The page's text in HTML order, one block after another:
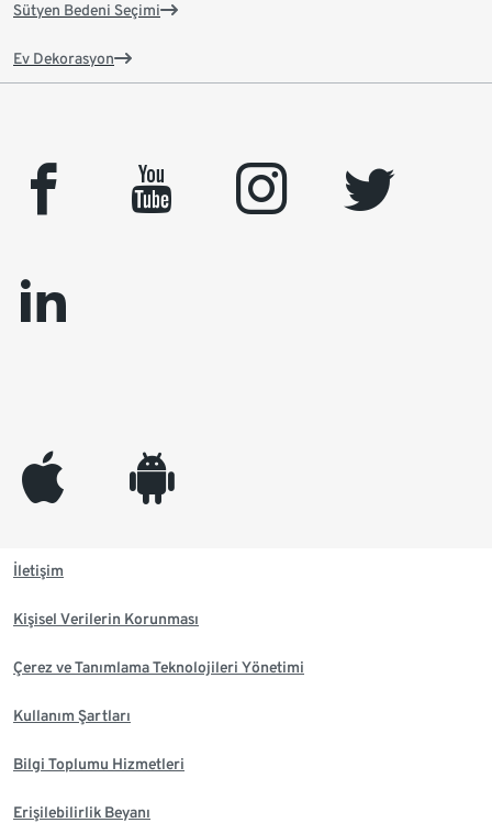
Sütyen Bedeni Seçimi
Ev Dekorasyon
facebook youtube instagram
twitter
linkedin
appleinc android
İletişim
Kişisel Verilerin Korunması
Çerez ve Tanımlama Teknolojileri Yönetimi
Kullanım Şartları
Bilgi Toplumu Hizmetleri
Erişilebilirlik Beyanı